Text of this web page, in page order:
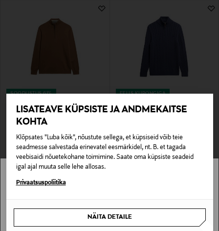
LISATEAVE KÜPSISTE JA ANDMEKAITSE
KOHTA
Klõpsates "Luba kõik", nõustute sellega, et küpsiseid võib teie
seadmesse salvestada erinevatel eesmärkidel, nt. B. et tagada
veebisaidi nõuetekohane toimimine. Saate oma küpsiste seadeid
igal ajal muuta selle lehe allosas.
Privaatsuspoliitika
NÄITA DETAILE
SOODUSTUS 61%
Poollukk-neule Essentials Cotton Half
EELIS KUPONGIGA
Kudum Cotton Classic
Stockmann pole Sinu riigis saadaval.
SAAN ARU